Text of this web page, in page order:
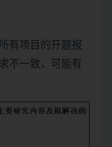
有项目的开题报
不一致，可能有